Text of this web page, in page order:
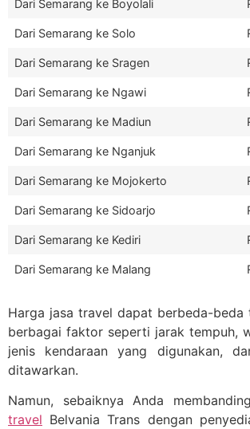
Dari Semarang ke Boyolali
Dari Semarang ke Solo
Dari Semarang ke Sragen
Dari Semarang ke Ngawi
Dari Semarang ke Madiun
Dari Semarang ke Nganjuk
Dari Semarang ke Mojokerto
Dari Semarang ke Sidoarjo
Dari Semarang ke Kediri
Dari Semarang ke Malang
Harga jasa travel dapat berbeda-beda
berbagai faktor seperti jarak tempuh,
jenis kendaraan yang digunakan,
ditawarkan.
Namun, sebaiknya Anda
travel Belvania Trans dengan